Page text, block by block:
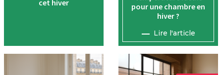
cet hiver
pour une chambre en
hiver ?
Lire l'article